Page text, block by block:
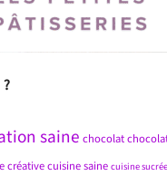
saine chocolat
créativecuisine saine cuisine sucrée